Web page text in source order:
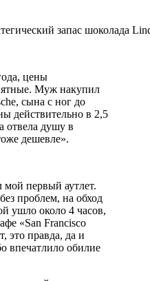
запас шоколада
цены
Муж накупил
сына с ног до
действительно в 2,5
душу в
дешевле».
мой первый аутлет.
проблем, на обход
ушло около 4 часов,
«San Francisco
это правда, да и
впечатлило обилие